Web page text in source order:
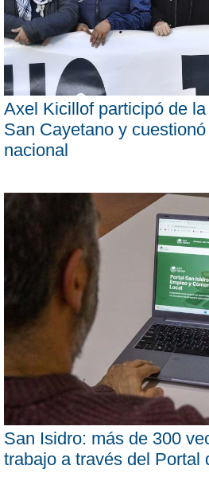
Axel Kicillof participó de
San Cayetano y
nacional
San Isidro: más de 300
trabajo a través del Portal